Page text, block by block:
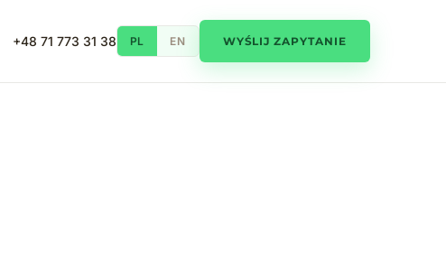
+48 71 773 31 38 PL EN WYŚLIJ ZAPYTANIE